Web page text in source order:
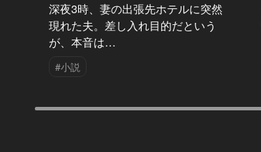
深夜3時、妻の出張先ホテルに突然
現れた夫。差し入れ目的だという
が、本音は…
#小説